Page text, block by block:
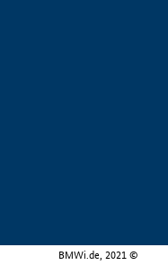
BMWi.de, 2021 ©